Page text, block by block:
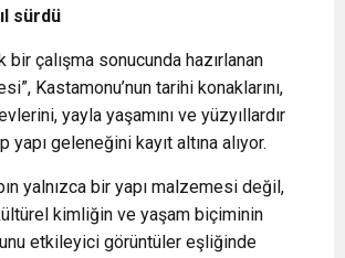
sürdü
bir çalışma sonucunda hazırlanan
Kastamonu’nun tarihi konaklarını,
yayla yaşamını ve yüzyıllardır
yapı geleneğini kayıt altına alıyor.
yalnızca bir yapı malzemesi değil,
kimliğin ve yaşam biçiminin
etkileyici görüntüler eşliğinde